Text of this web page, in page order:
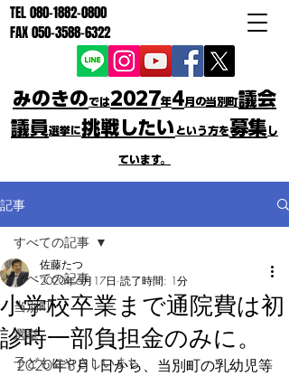
TEL080-1882-0800
FAX050-3588-6322
みのきのでは2027年4月の当別町議会
議員選挙に挑戦したい という方を募集 し
ています。
記事
すべての記事
当別町
選挙
子どもにやさしいまち
すべての記事
小学校卒業まで通院費は初
診時一部負担金のみに。
佐藤たつ
2020年6月17日 読了時間: 1分
2020年8月1日から、当別町の乳幼児等